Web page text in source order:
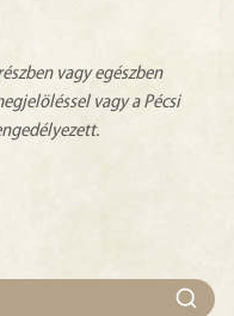
vagy egészben
vagy a Pécsi